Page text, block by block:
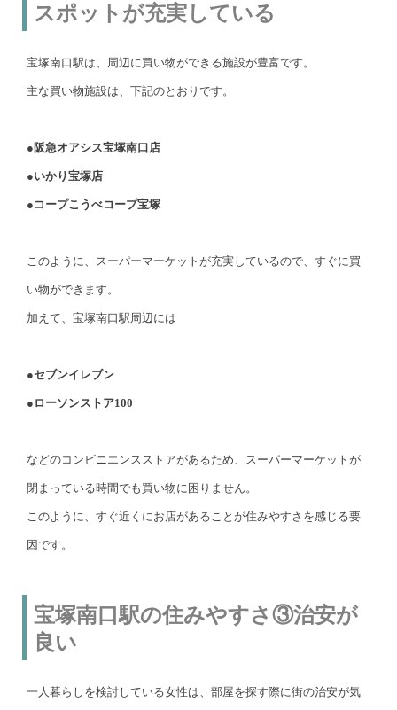
スポットが充実している
宝塚南口駅は、周辺に買い物ができる施設が豊富です。
主な買い物施設は、下記のとおりです。
●阪急オアシス宝塚南口店
●いかり宝塚店
●コープこうべコープ宝塚
このように、スーパーマーケットが充実しているので、すぐに買
い物ができます。
加えて、宝塚南口駅周辺には
●セブンイレブン
●ローソンストア100
などのコンビニエンスストアがあるため、スーパーマーケットが
閉まっている時間でも買い物に困りません。
このように、すぐ近くにお店があることが住みやすさを感じる要
因です。
宝塚南口駅の住みやすさ③治安が
良い
一人暮らしを検討している女性は、部屋を探す際に街の治安が気